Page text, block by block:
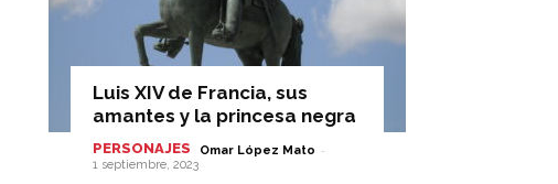
Luis XIV de Francia, sus
amantes y la princesa negra
PERSONAJES Omar López Mato -
1 septiembre, 2023